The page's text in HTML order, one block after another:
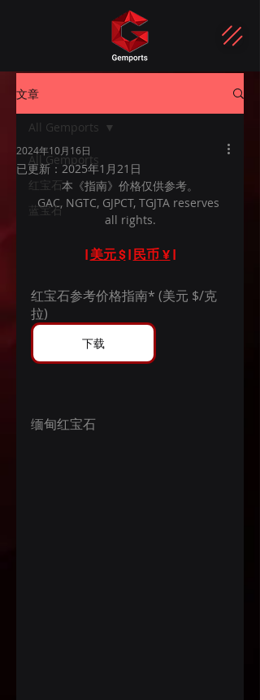
文章
All Gemports
红宝石
蓝宝石
All Gemports
2024年10月16日
已更新：2025年1月21日
本《指南》价格仅供参考。
GAC, NGTC, GJPCT, TGJTA reserves
all rights.
| 美元 $ | 民币 ¥ |
红宝石参考价格指南* (美元 $/克
拉)
下载
缅甸红宝石